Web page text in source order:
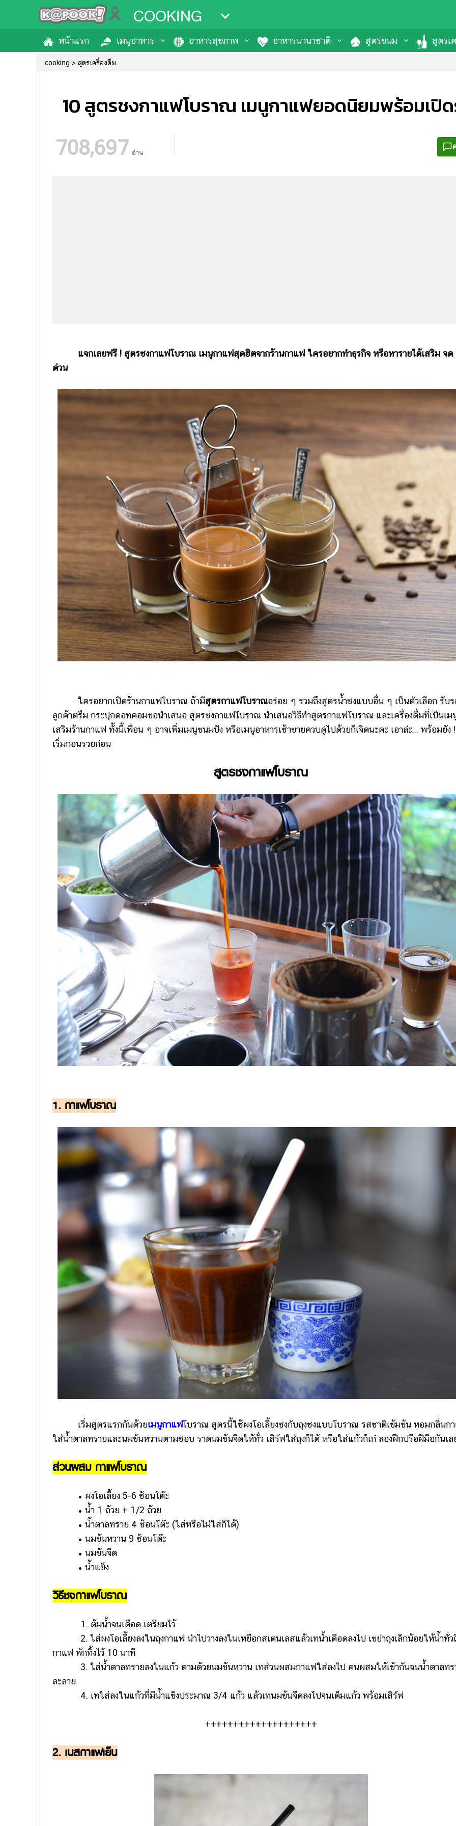
COOKING
หน้าแรก เมนูอาหาร อาหารสุขภาพ อาหารนานาชาติ สูตรขนม สูตรเ
cooking สูตรเครื่องดื่ม
10 สูตรชงกาแฟโบราณ เมนูกาแฟยอดนิยมพร้อมเปิ
708,697 อ่าน
แจกเลยฟรี ! สูตรชงกาแฟโบราณ เมนูกาแฟสุดฮิตจากร้านกาแฟ ใครอยากทำธุรกิจ หรือหารายได้เสริม จด
ด่วน
ใครอยากเปิดร้านกาแฟโบราณ ถ้ามีสูตรกาแฟโบราณอร่อย ๆ รวมถึงสูตรน้ำชงแบบอื่น ๆ เป็นตัวเลือก รับร
ลูกค้าตรึม กระปุกดอทคอมขอนำเสนอ สูตรชงกาแฟโบราณ นำเสนอวิธีทำสูตรกาแฟโบราณ และเครื่องดื่มที่เป็นเม
เสริมร้านกาแฟ ทั้งนี้เพื่อน ๆ อาจเพิ่มเมนูขนมปัง หรือเมนูอาหารเช้าขายควบคู่ไปด้วยก็เจิดนะคะ เอาล่ะ… พร้อมยัง !
เริ่มก่อนรวยก่อน
สูตรชงกาแฟโบราณ
1. กาแฟโบราณ
เริ่มสูตรแรกกันด้วยเมนูกาแฟโบราณ สูตรนี้ใช้ผงโอเลี้ยงชงกับถุงชงแบบโบราณ รสชาติเข้มข้น หอมกลิ่นก
ใส่น้ำตาลทรายและนมข้นหวานตามชอบ ราดนมข้นจืดให้ทั่ว เสิร์ฟใส่ถุงก็ได้ หรือใส่แก้วก็เก๋ ลองฝึกปรือฝีมือกันเล
ส่วนผสม กาแฟโบราณ
• ผงโอเลี้ยง 5-6 ช้อนโต๊ะ
• น้ำ 1 ถ้วย + 1/2 ถ้วย
• น้ำตาลทราย 4 ช้อนโต๊ะ (ใส่หรือไม่ใส่ก็ได้)
• นมข้นหวาน 9 ช้อนโต๊ะ
• นมข้นจืด
• น้ำแข็ง
วิธีชงกาแฟโบราณ
1. ต้มน้ำจนเดือด เตรียมไว้
2. ใส่ผงโอเลี้ยงลงในถุงกาแฟ นำไปวางลงในเหยือกสเตนเลสแล้วเทน้ำเดือดลงไป เขย่าถุงเล็กน้อยให้น้ำทั่ว
กาแฟ พักทิ้งไว้ 10 นาที
3. ใส่น้ำตาลทรายลงในแก้ว ตามด้วยนมข้นหวาน เทส่วนผสมกาแฟใส่ลงไป คนผสมให้เข้ากันจนน้ำตาลทร
ละลาย
4. เทใส่ลงในแก้วที่มีน้ำแข็งประมาณ 3/4 แก้ว แล้วเทนมข้นจืดลงไปจนเต็มแก้ว พร้อมเสิร์ฟ
++++++++++++++++++++
2. เนสกาแฟเย็น